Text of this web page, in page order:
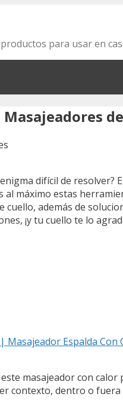
para usar en
difícil de resolver?
máximo estas
además de
¡y tu cuello te lo
Espalda
masajeador con
contexto, dentro o